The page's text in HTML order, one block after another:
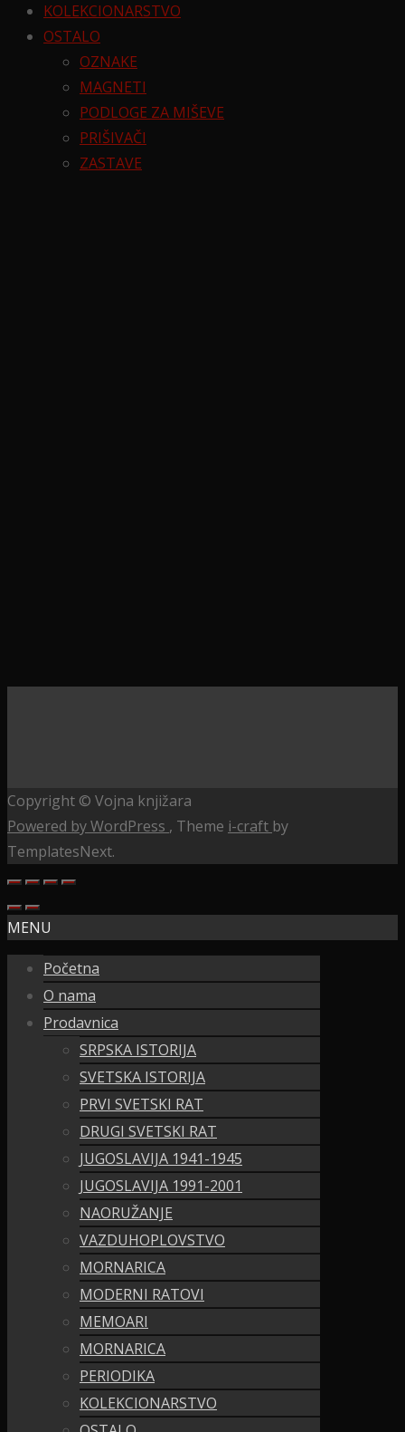
KOLEKCIONARSTVO
OSTALO
OZNAKE
MAGNETI
PODLOGE ZA MIŠEVE
PRIŠIVAČI
ZASTAVE
Copyright © Vojna knjižara
Powered by WordPress , Theme i-craft by
TemplatesNext.
MENU
Početna
O nama
Prodavnica
SRPSKA ISTORIJA
SVETSKA ISTORIJA
PRVI SVETSKI RAT
DRUGI SVETSKI RAT
JUGOSLAVIJA 1941-1945
JUGOSLAVIJA 1991-2001
NAORUŽANJE
VAZDUHOPLOVSTVO
MORNARICA
MODERNI RATOVI
MEMOARI
MORNARICA
PERIODIKA
KOLEKCIONARSTVO